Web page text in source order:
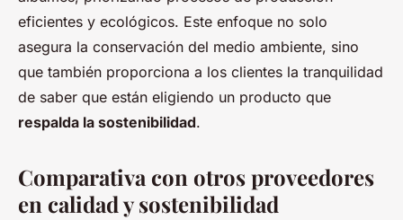
eficientes y ecológicos. Este enfoque no solo
asegura la conservación del medio ambiente, sino
que también proporciona a los clientes la tranquilidad
de saber que están eligiendo un producto que
respalda la sostenibilidad.
Comparativa con otros proveedores
en calidad y sostenibilidad